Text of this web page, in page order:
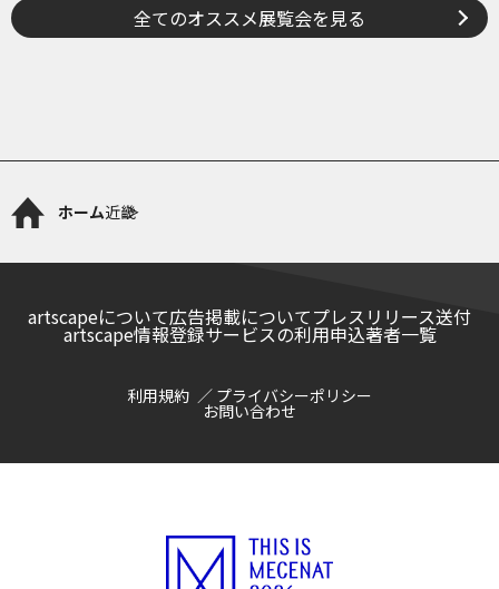
全てのオススメ展覧会を見る
ホーム近畿
artscapeについて広告掲載についてプレスリリース送付
artscape情報登録サービスの利用申込著者一覧
利用規約 プライバシーポリシー
お問い合わせ